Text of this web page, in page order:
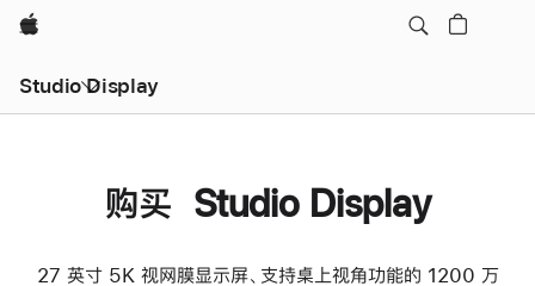
Apple
Studio Display
购买 Studio Display
27 英寸 5K 视网膜显示屏、支持桌上视角功能的 1200 万